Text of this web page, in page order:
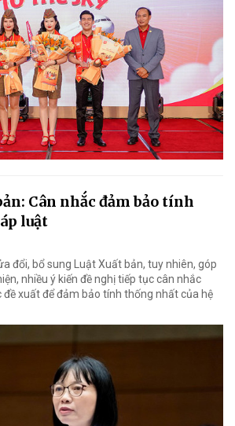
Cân nhắc đảm bảo tính
luật
đổi, bổ sung Luật Xuất bản, tuy nhiên, góp
nhiều ý kiến đề nghị tiếp tục cân nhắc
xuất để đảm bảo tính thống nhất của hệ